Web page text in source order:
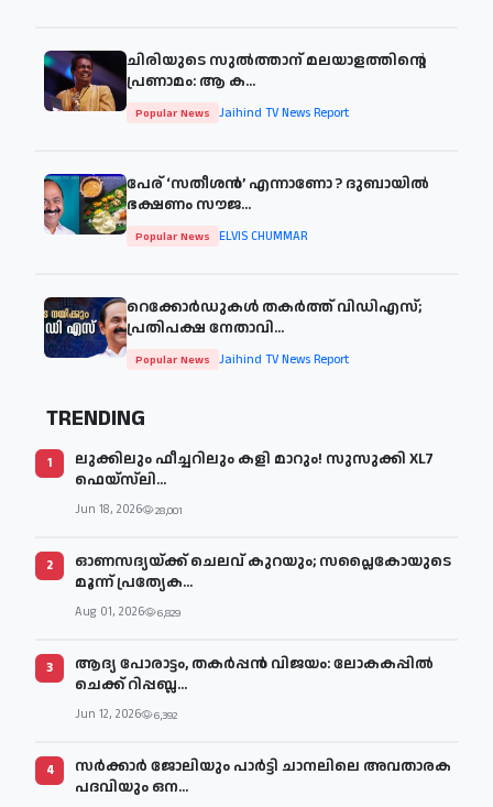
ചിരിയുടെ സുൽത്താന് മലയാളത്തിന്റെ
പ്രണാമം: ആ ക...
Popular News Jaihind TV News Report
പേര് ‘സതീശന്‍’ എന്നാണോ ? ദുബായില്‍
ഭക്ഷണം സൗജ...
Popular News ELVIS CHUMMAR
റെക്കോർഡുകൾ തകർത്ത് വിഡിഎസ്;
പ്രതിപക്ഷ നേതാവി...
Popular News Jaihind TV News Report
TRENDING
1
ലുക്കിലും ഫീച്ചറിലും കളി മാറും! സുസുക്കി XL7
ഫെയ്‌സ്‌ലി...
Jun 18, 2026 28,001
2
ഓണസദ്യയ്ക്ക് ചെലവ് കുറയും; സപ്ലൈകോയുടെ
മൂന്ന് പ്രത്യേക...
Aug 01, 2026 6,829
3
ആദ്യ പോരാട്ടം, തകർപ്പൻ വിജയം: ലോകകപ്പിൽ
ചെക്ക് റിപ്പബ്ല...
Jun 12, 2026 6,392
4
സര്‍ക്കാര്‍ ജോലിയും പാര്‍ട്ടി ചാനലിലെ അവതാരക
പദവിയും ഒന...